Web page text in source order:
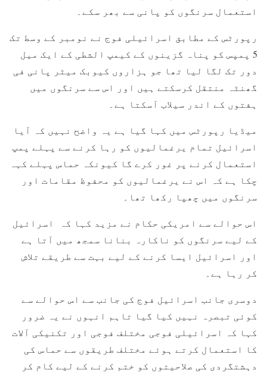
استعمال سرنگوں کو پانی سے بھر سکے۔
رپورٹس کے مطابق اسرائیلی فوج نے نومبر کے وسط تک
5 پمپس کو پناہ گزینوں کے کیمپ الشطی کے ایک میل
دور تک لگا لیا تھا جو ہزاروں کیوبک میٹر پانی فی
گھنٹہ منتقل کرسکتے ہیں اور اس سے سرنگوں میں
ہفتوں کے اندر سیلاب آسکتا ہے۔
میڈیا رپورٹس میں کہا گیا ہے یہ واضح نہیں کہ آیا
اسرائیل تمام یرغمالیوں کو رہا کرنے سے پہلے پمپ
استعمال کرنے پر غور کرے گا کیونکہ حماس پہلے کہہ
چکا ہے کہ اس نے یرغمالیوں کو محفوظ مقامات اور
سرنگوں میں چھپا رکھا تھا۔
اس حوالے سے امریکی حکام نے مزید کہا کہ اسرائیل
کے لیے سرنگوں کو ناکارہ بنانا سمجھ میں آتا ہے
اور اسرائیل ایسا کرنے کے لیے بہت سے طریقے تلاش
کر رہا ہے۔
دوسری جانب اسرائیل فوج کی جانب سے اس حوالے سے
کوئی تبصرہ نہیں کیا گیا تاہم انہوں نے یہ ضرور
کہا کہ اسرائیلی فوجی مختلف فوجی اور تکنیکی آلات
کا استعمال کرتے ہوئے مختلف طریقوں سے حماس کی
دہشتگردی کی صلاحیتوں کو ختم کرنے کے لیے کام کر